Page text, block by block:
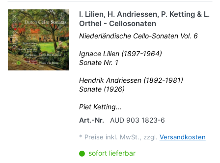
I. Lilien, H. Andriessen, P. Ketting & L.
Orthel - Cellosonaten
Niederländische Cello-Sonaten Vol. 6
Ignace Lilien (1897-1964)
Sonate Nr. 1
Hendrik Andriessen (1892-1981)
Sonate (1926)
Piet Ketting...
Art.-Nr.
AUD 903 1823-6
* Preise inkl. MwSt., zzgl. Versandkosten
sofort lieferbar